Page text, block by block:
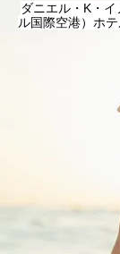
ダニエル・K・
ル国際空港）ホ